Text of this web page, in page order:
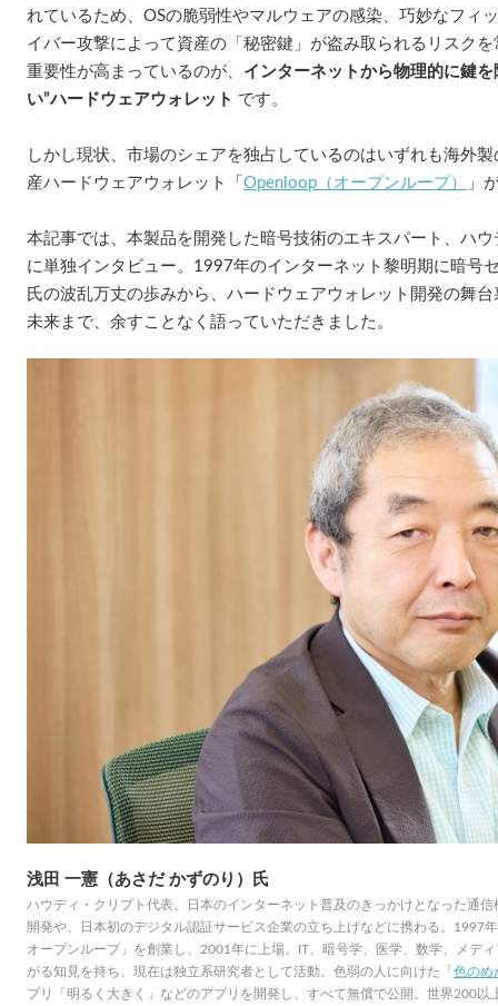
れているため、OSの脆弱性やマルウェアの感染、巧妙なフィ
イバー攻撃によって資産の「秘密鍵」が盗み取られるリスク
重要性が高まっているのが、 インターネットから物理的に鍵
い”ハードウェアウォレット です。
しかし現状、市場のシェアを独占しているのはいずれも海外
産ハードウェアウォレット「 Openloop（オープンループ） 」
本記事では、本製品を開発した暗号技術のエキスパート、ハ
に単独インタビュー。1997年のインターネット黎明期に暗号
氏の波乱万丈の歩みから、ハードウェアウォレット開発の舞
未来まで、余すことなく語っていただきました。
浅田 一憲（あさだ かずのり）氏
ハウディ・クリプト代表。日本のインターネット普及のきっかけとなった通
開発や、日本初のデジタル認証サービス企業の立ち上げなどに携わる。1997
オープンループ」を創業し、2001年に上場。IT、暗号学、医学、数学、メデ
がる知見を持ち、現在は独立系研究者として活動。色弱の人に向けた「 色のめ
プリ「明るく大きく」などのアプリを開発し、すべて無償で公開。世界200以